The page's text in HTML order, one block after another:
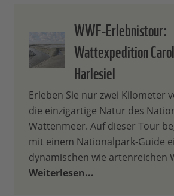
WWF-Erlebnistour:
Wattexpedition
Harlesiel
Erleben Sie nur zwei Kilometer
die einzigartige Natur des
Wattenmeer. Auf dieser Tour
mit einem Nationalpark-Guide
dynamischen wie artenreichen
Weiterlesen...